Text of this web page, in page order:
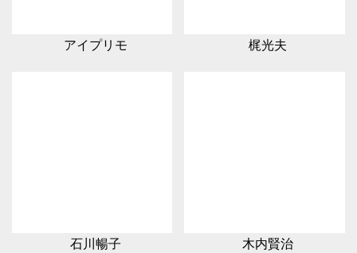
アイプリモ 梶光夫
石川暢子 木内賢治